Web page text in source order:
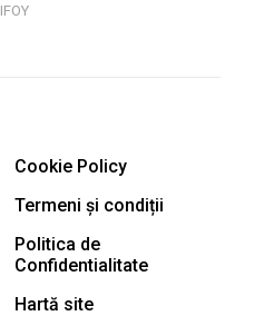
IFOY
Cookie Policy
Termeni și condiții
Politica de
Confidentialitate
Hartă site